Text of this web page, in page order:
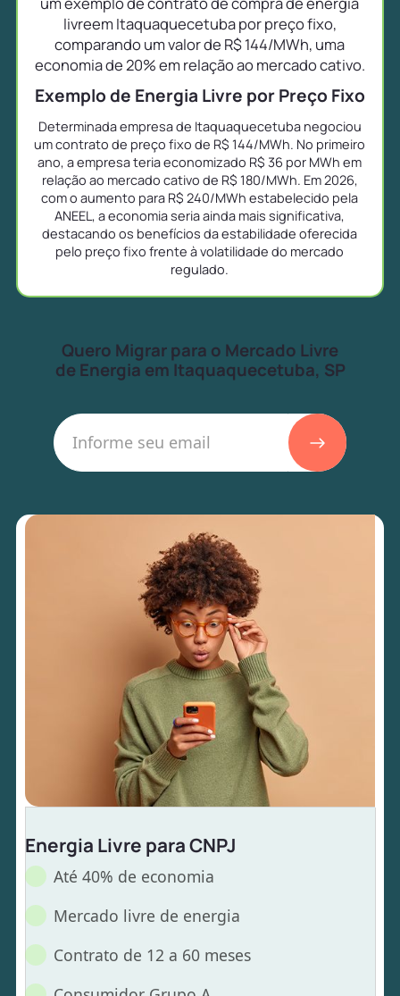
livreem Itaquaquecetuba por preço fixo,
comparando um valor de R$ 144/MWh, uma
economia de 20% em relação ao mercado cativo.
Exemplo de Energia Livre por Preço Fixo
Determinada empresa de Itaquaquecetuba negociou
um contrato de preço fixo de R$ 144/MWh. No primeiro
ano, a empresa teria economizado R$ 36 por MWh em
relação ao mercado cativo de R$ 180/MWh. Em 2026,
com o aumento para R$ 240/MWh estabelecido pela
ANEEL, a economia seria ainda mais significativa,
destacando os benefícios da estabilidade oferecida
pelo preço fixo frente à volatilidade do mercado
regulado.
Quero Migrar para o Mercado Livre
de Energia em Itaquaquecetuba, SP
Energia Livre para CNPJ
Até 40% de economia
Mercado livre de energia
Contrato de 12 a 60 meses